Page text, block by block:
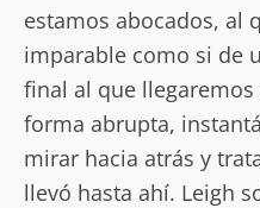
estamos abocados, al
imparable como si de
final al que
forma abrupta,
mirar hacia atrás y
llevó hasta ahí. Leigh